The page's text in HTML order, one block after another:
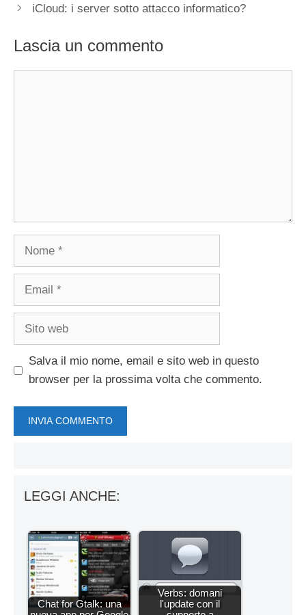
iCloud: i server sotto attacco informatico?
Lascia un commento
Nome
Email
Sito
Salva il mio nome, email e sito web in questo
browser per la prossima volta che commento.
LEGGI ANCHE:
Chat for Gtalk: una
Verbs: domani
l'update con il